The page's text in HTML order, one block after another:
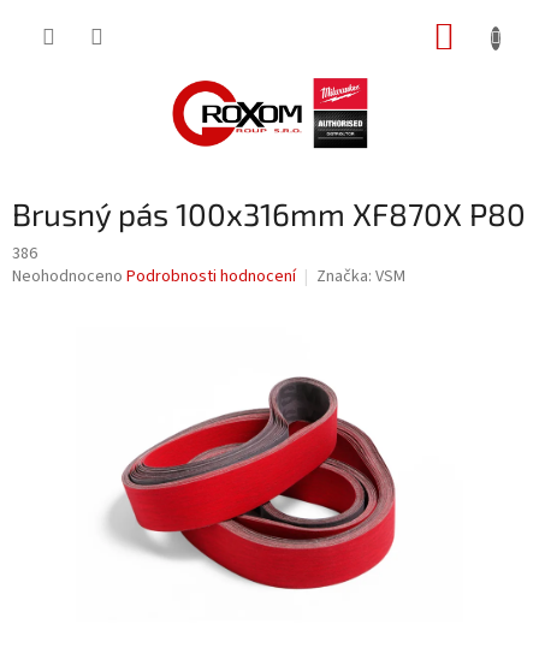
Brusný pás 100x316mm XF870X P80
386
Průměrné
Neohodnoceno Podrobnosti hodnocení Značka: VSM